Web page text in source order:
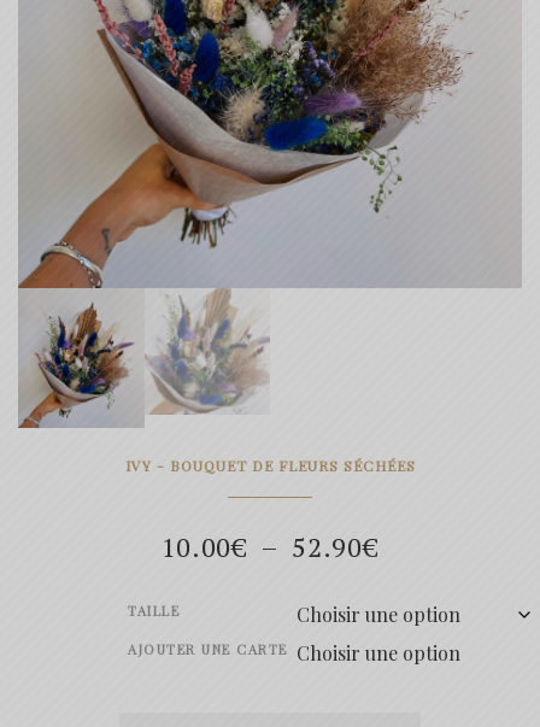
IVY - BOUQUET DE FLEURS SÉCHÉES
10.00€ – 52.90€
prix :
TAILLE
AJOUTER UNE CARTE